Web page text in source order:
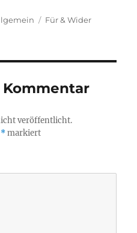
Schlagwörter
Für & Wider
veröffentlicht.
*markiert